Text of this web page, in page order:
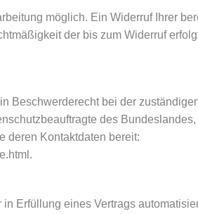
möglich. Ein Widerruf Ihrer
der bis zum Widerruf
Beschwerderecht bei der
des
deren Kontaktdaten bereit:
Erfüllung eines Vertrags